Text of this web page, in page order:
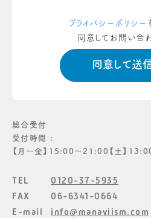
プライバシーポリシー
同意してお問い合
総合受付
受付時間 :
【月〜金】15:00〜21:00【土】
TEL
0120-37-5935
FAX
06-6341-0664
E-mail
info@manaviism.com